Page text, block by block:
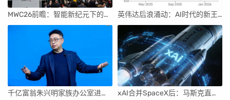
MWC26前瞻：智能新纪元下的科技盛宴 英伟达后浪涌动：AI时代的新王者与隐忧
千亿富翁朱兴明家族办公室进军VC圈 xAI合并SpaceX后：马斯克直接介入，团队压力激增